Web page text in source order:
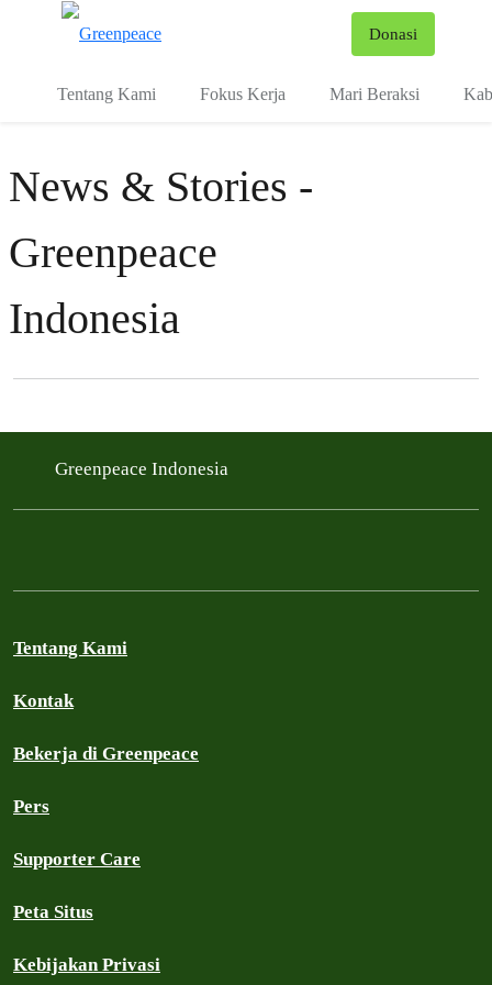
Donasi
Tentang Kami Fokus Kerja Mari Beraksi
News & Stories -
Greenpeace
Indonesia
Filter posts
Greenpeace Indonesia
Tentang Kami
Kontak
Bekerja di Greenpeace
Pers
Supporter Care
Peta Situs
Kebijakan Privasi